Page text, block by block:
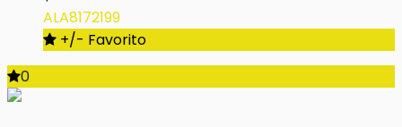
ALA8172199
+/- Favorito
0